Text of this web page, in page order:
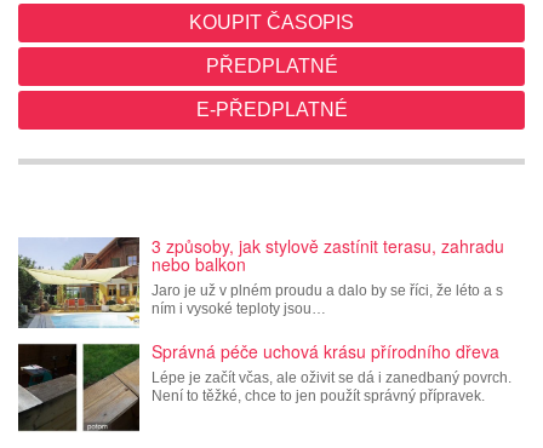
KOUPIT ČASOPIS
PŘEDPLATNÉ
E-PŘEDPLATNÉ
3 způsoby, jak stylově zastínit terasu, zahradu
nebo balkon
Jaro je už v plném proudu a dalo by se říci, že léto a s
ním i vysoké teploty jsou…
Správná péče uchová krásu přírodního dřeva
Lépe je začít včas, ale oživit se dá i zanedbaný povrch.
Není to těžké, chce to jen použít správný přípravek.